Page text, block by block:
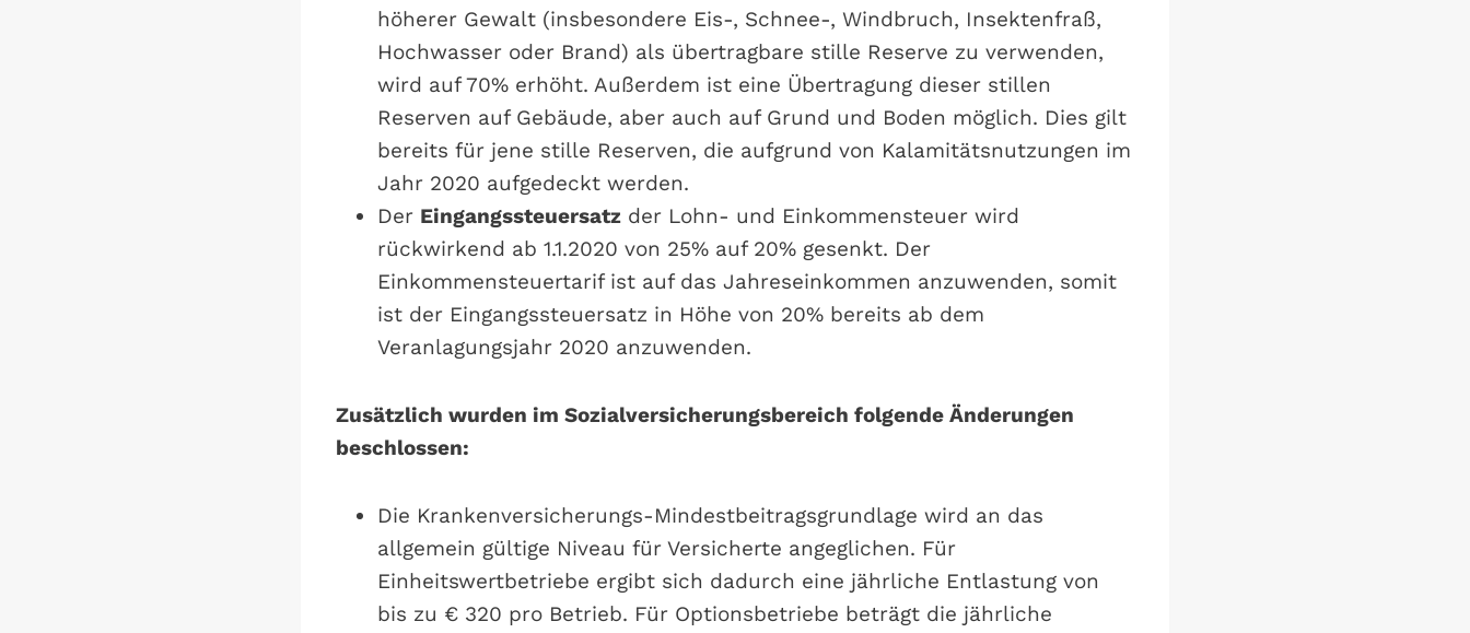
höherer Gewalt (insbesondere Eis-, Schnee-, Windbruch, Insektenfraß,
Hochwasser oder Brand) als übertragbare stille Reserve zu verwenden,
wird auf 70% erhöht. Außerdem ist eine Übertragung dieser stillen
Reserven auf Gebäude, aber auch auf Grund und Boden möglich. Dies gilt
bereits für jene stille Reserven, die aufgrund von Kalamitätsnutzungen im
Jahr 2020 aufgedeckt werden.
Der Eingangssteuersatz der Lohn- und Einkommensteuer wird
rückwirkend ab 1.1.2020 von 25% auf 20% gesenkt. Der
Einkommensteuertarif ist auf das Jahreseinkommen anzuwenden, somit
ist der Eingangssteuersatz in Höhe von 20% bereits ab dem
Veranlagungsjahr 2020 anzuwenden.
Zusätzlich wurden im Sozialversicherungsbereich folgende Änderungen
beschlossen:
Die Krankenversicherungs-Mindestbeitragsgrundlage wird an das
allgemein gültige Niveau für Versicherte angeglichen. Für
Einheitswertbetriebe ergibt sich dadurch eine jährliche Entlastung von
bis zu € 320 pro Betrieb. Für Optionsbetriebe beträgt die jährliche